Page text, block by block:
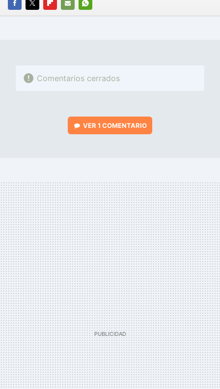
FACEBOOK
TWITTERFLIPBOARD
E-
WHATSAPP
Comentarios cerrados
VER 1 COMENTARIO